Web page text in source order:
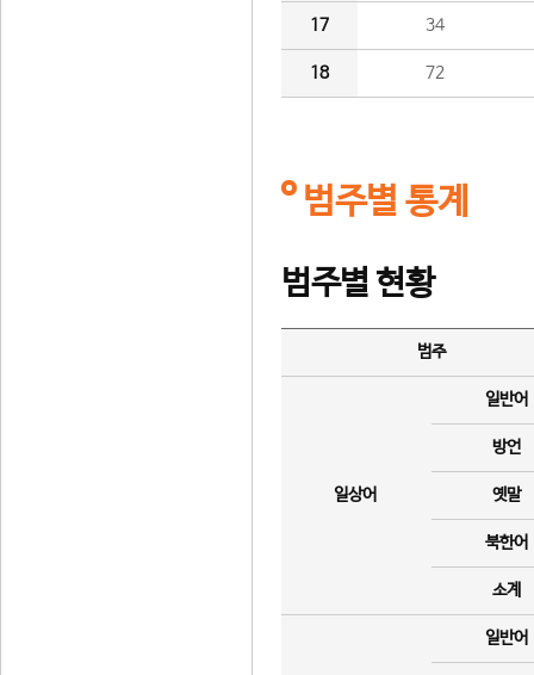
17 34
18 72
범주별 통계
범주별 현황
범주
일상어
일반어
방언
옛말
북한어
소계
일반어